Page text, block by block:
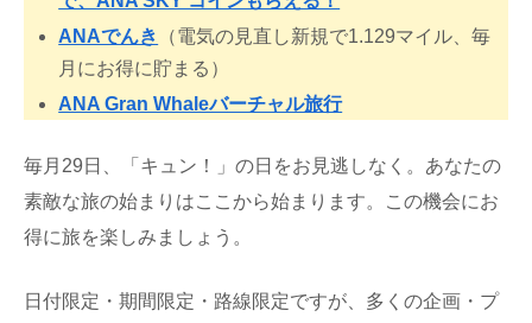
ANAでんき
（電気の見直し新規で1.129マイル、毎
月にお得に貯まる）
ANA Gran Whaleバーチャル旅行
毎月29日、「キュン！」の日をお見逃しなく。あなたの
素敵な旅の始まりはここから始まります。この機会にお
得に旅を楽しみましょう。
日付限定・期間限定・路線限定ですが、多くの企画・プ